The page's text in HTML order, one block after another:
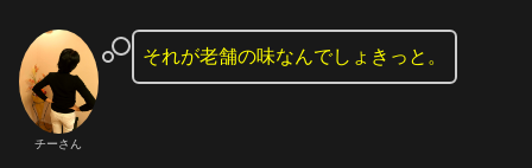
チーさん
それが老舗の味なんでしょきっと。